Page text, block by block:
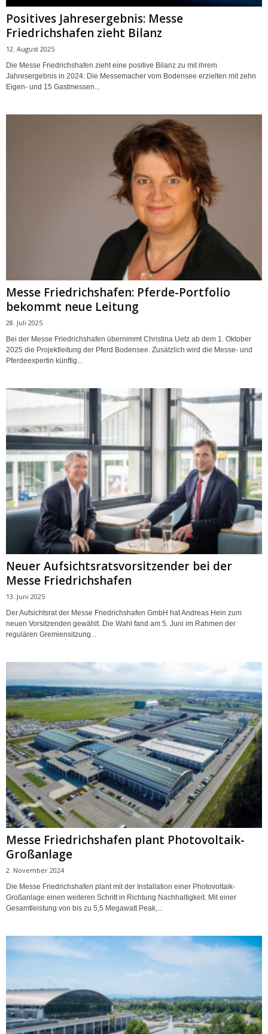
Positives Jahresergebnis: Messe
Friedrichshafen zieht Bilanz
12. August 2025
Die Messe Friedrichshafen zieht eine positive Bilanz zu mit ihrem
Jahresergebnis in 2024: Die Messemacher vom Bodensee erzielten mit zehn
Eigen- und 15 Gastmessen...
Messe Friedrichshafen: Pferde-Portfolio
bekommt neue Leitung
28. Juli 2025
Bei der Messe Friedrichshafen übernimmt Christina Uetz ab dem 1. Oktober
2025 die Projektleitung der Pferd Bodensee. Zusätzlich wird die Messe- und
Pferdeexpertin künftig...
Neuer Aufsichtsratsvorsitzender bei der
Messe Friedrichshafen
13. Juni 2025
Der Aufsichtsrat der Messe Friedrichshafen GmbH hat Andreas Hein zum
neuen Vorsitzenden gewählt. Die Wahl fand am 5. Juni im Rahmen der
regulären Gremiensitzung...
Messe Friedrichshafen plant Photovoltaik-
Großanlage
2. November 2024
Die Messe Friedrichshafen plant mit der Installation einer Photovoltaik-
Großanlage einen weiteren Schritt in Richtung Nachhaltigkeit. Mit einer
Gesamtleistung von bis zu 5,5 Megawatt Peak,...